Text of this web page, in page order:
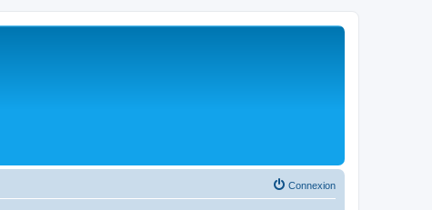
Connexion